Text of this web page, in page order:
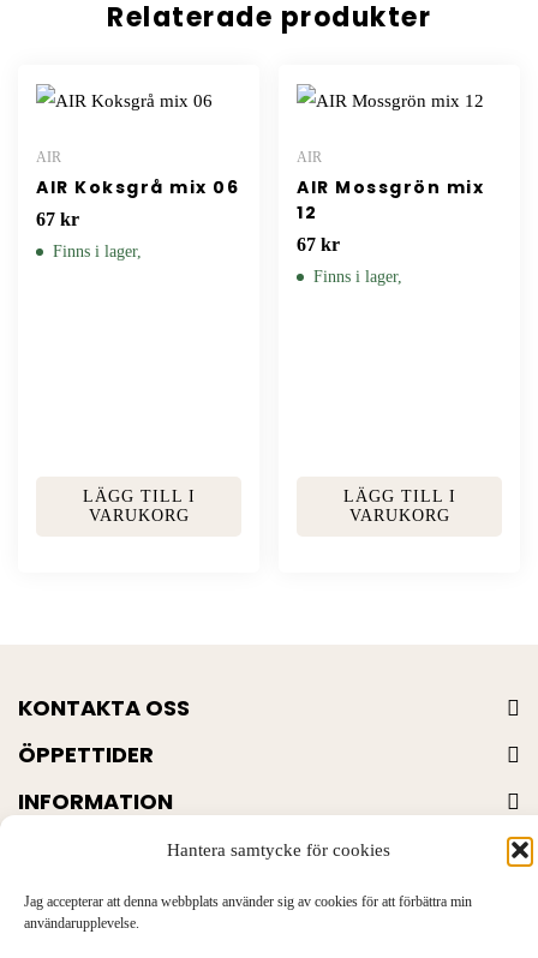
Hantera samtycke för cookies
Jag accepterar att denna webbplats använder sig av cookies för att förbättra min
användarupplevelse.
Relaterade produkter
AIR
AIR Koksgrå mix 06
67 kr
Finns i lager,
LÄGG TILL I
VARUKORG
AIR
AIR Mossgrön mix
12
67 kr
Finns i lager,
LÄGG TILL I
VARUKORG
KONTAKTA OSS
ÖPPETTIDER
INFORMATION